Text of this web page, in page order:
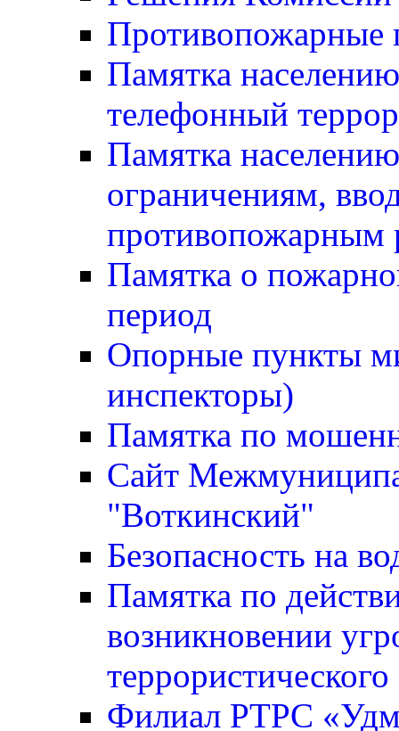
Противопожарные
Памятка
телефонный
Памятка
ограничениям,
Памятка о
период
Опорные пункты
инспекторы)
Памятка по
Сайт
"Воткинский"
Безопасность на
Памятка по
возникновении
террористического
Филиал РТРС